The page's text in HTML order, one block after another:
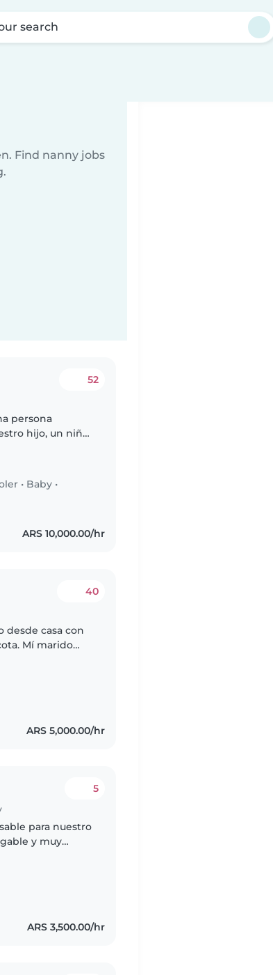
search
Find nanny jobs
52
persona
hijo, un niño
• Baby •
ARS 10,000.00/hr
40
desde casa con
Mí marido
ARS 5,000.00/hr
5
para nuestro
y muy
ARS 3,500.00/hr